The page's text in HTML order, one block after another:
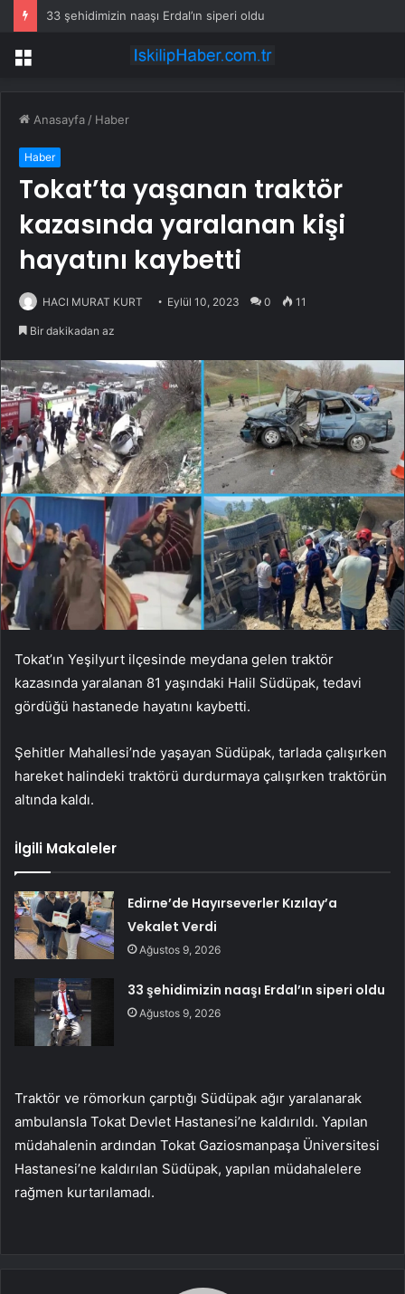
33 şehidimizin naaşı Erdal’ın siperi oldu
Menü
Anasayfa / Haber
Haber
Tokat’ta yaşanan traktör
kazasında yaralanan kişi
hayatını kaybetti
HACI MURAT KURT Eylül 10, 2023 0 11
Bir dakikadan az
Tokat’ın Yeşilyurt ilçesinde meydana gelen traktör
kazasında yaralanan 81 yaşındaki Halil Südüpak, tedavi
gördüğü hastanede hayatını kaybetti.
Şehitler Mahallesi’nde yaşayan Südüpak, tarlada çalışırken
hareket halindeki traktörü durdurmaya çalışırken traktörün
altında kaldı.
İlgili Makaleler
Edirne’de Hayırseverler Kızılay’a
Vekalet Verdi
Ağustos 9, 2026
33 şehidimizin naaşı Erdal’ın siperi oldu
Ağustos 9, 2026
Traktör ve römorkun çarptığı Südüpak ağır yaralanarak
ambulansla Tokat Devlet Hastanesi’ne kaldırıldı. Yapılan
müdahalenin ardından Tokat Gaziosmanpaşa Üniversitesi
Hastanesi’ne kaldırılan Südüpak, yapılan müdahalelere
rağmen kurtarılamadı.